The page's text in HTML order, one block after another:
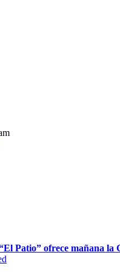
Patio” ofrece mañana la